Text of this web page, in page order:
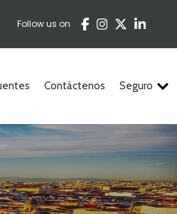
Follow us on
Contáctenos Seguro